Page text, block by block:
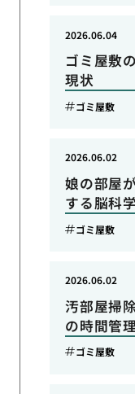
ゴミ屋敷
現状
2026.06.04
ゴミ屋敷
娘の部屋
する脳科
2026.06.02
ゴミ屋敷
汚部屋掃
の時間管
2026.06.02
ゴミ屋敷